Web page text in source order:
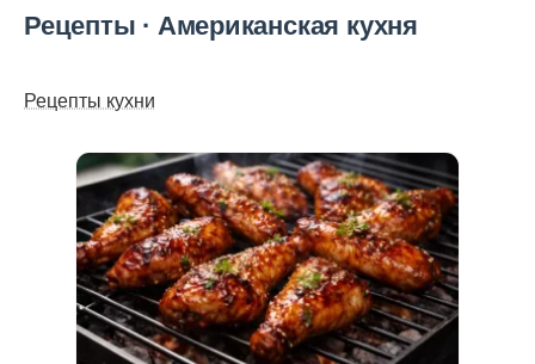
Рецепты · Американская кухня
Рецепты кухни